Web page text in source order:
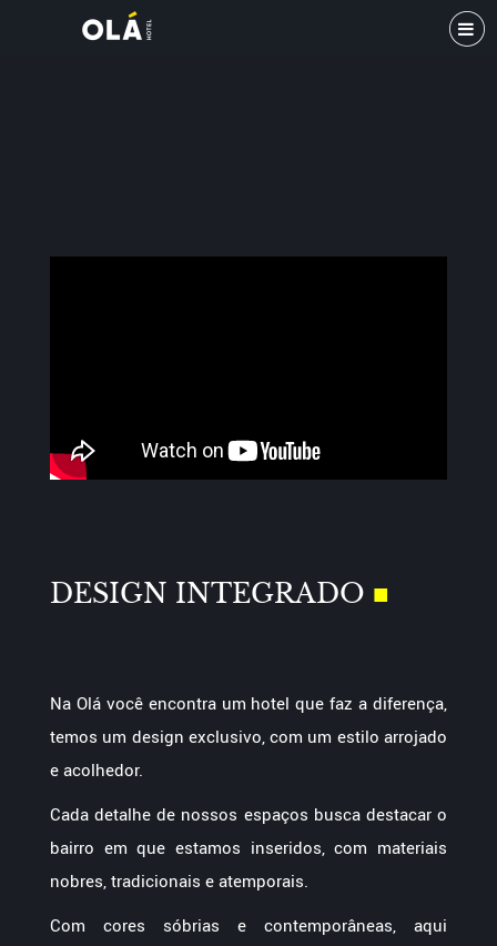
DESIGN INTEGRADO ■
Na Olá você encontra um hotel que faz a diferença,
temos um design exclusivo, com um estilo arrojado
e acolhedor.
Cada detalhe de nossos espaços busca destacar o
bairro em que estamos inseridos, com materiais
nobres, tradicionais e atemporais.
Com cores sóbrias e contemporâneas, aqui